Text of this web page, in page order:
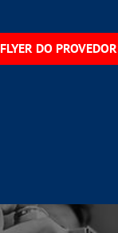
FLYER DO PROVEDOR